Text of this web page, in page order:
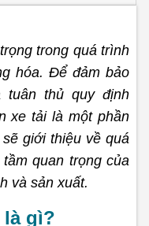
trong quá trình
hóa. Để đảm bảo
tuân thủ quy định
xe tảilà một phần
giới thiệu về quá
quan trọng của
và sản xuất.
là gì?